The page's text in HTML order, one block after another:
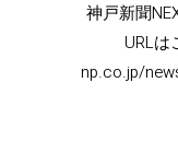
神戸新聞
URL
np.co.jp/